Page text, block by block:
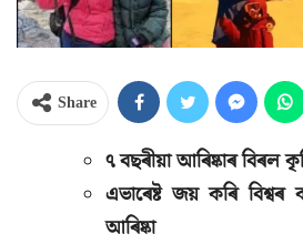
Share
৭ বছৰীয়া আৰিষ্কাৰ বিৰল
এভাৰেষ্ট জয় কৰি বিশ্বৰ
আৰিষ্কা